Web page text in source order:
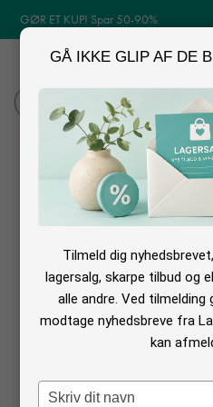
GØR ET KUP! Spar 50-90%
Log ind
Søg
Ferm Living
Ingen tilbud fundet
Ferm livinger endansk
GÅ IKKE GLIP AF DE
Tilmeld dig
lagersalg, skarpe tilbud og
alle andre. Ved
modtage nyhedsbreve fra
kan
Type